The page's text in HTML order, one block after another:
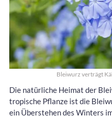
Bleiwurz verträgt
Die natürliche Heimat der
tropische Pflanze ist die
ein Überstehen des Winters